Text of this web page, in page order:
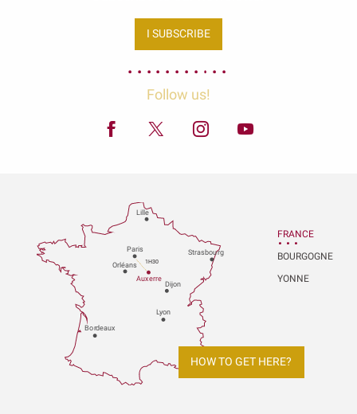
I SUBSCRIBE
Follow us!
Paris
Dijon
Orléans
Bordeaux
Lyon
Auxerre
Strasbourg
Lille
1H30
FRANCE
BOURGOGNE
YONNE
HOW TO GET HERE?